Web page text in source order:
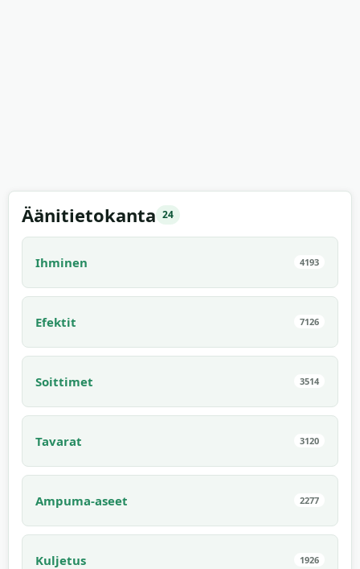
Äänitietokanta 24
Ihminen 4193
Efektit 7126
Soittimet 3514
Tavarat 3120
Ampuma-aseet 2277
Kuljetus 1926